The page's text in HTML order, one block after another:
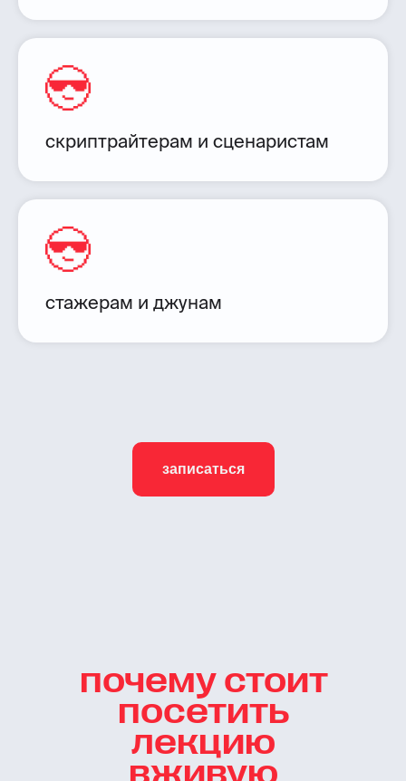
скриптрайтерам и сценаристам
стажерам и джунам
записаться
почему стоит
посетить
лекцию
вживую